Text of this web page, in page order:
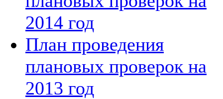
2014 год
План проведения
плановых проверок на
2013 год